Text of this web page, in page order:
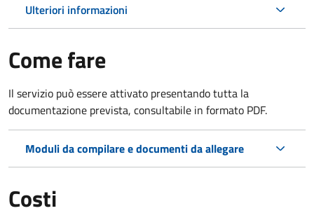
Ulteriori informazioni
Come fare
Il servizio può essere attivato presentando tutta la
documentazione prevista, consultabile in formato PDF.
Moduli da compilare e documenti da allegare
Costi